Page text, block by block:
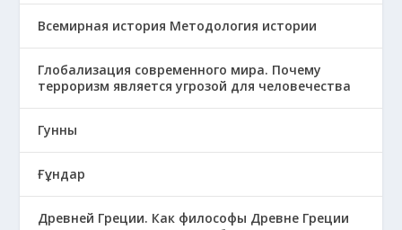
Всемирная история Методология истории
Глобализация современного мира. Почему
терроризм является угрозой для человечества
Гунны
Ғұндар
Древней Греции. Как философы Древне Греции